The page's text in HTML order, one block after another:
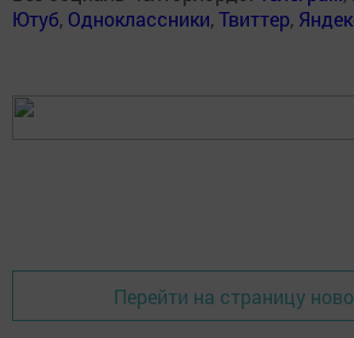
Ютуб, Одноклассники,Твиттер,
Перейти на страницу